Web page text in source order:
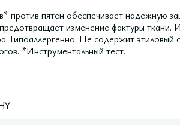
против пятен обеспечивает надежную
изменение фактуры ткани.
Гипоаллергенно. Не содержит этиловый
*Инструментальный тест.